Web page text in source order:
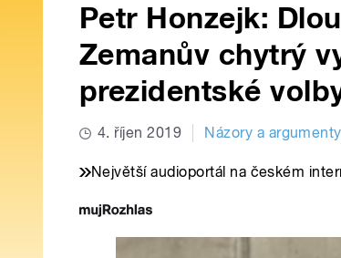
Petr Honzejk:
Zemanův chytrý
prezidentské
4. říjen 2019 Názory a argumenty
Největší audioportál na českém